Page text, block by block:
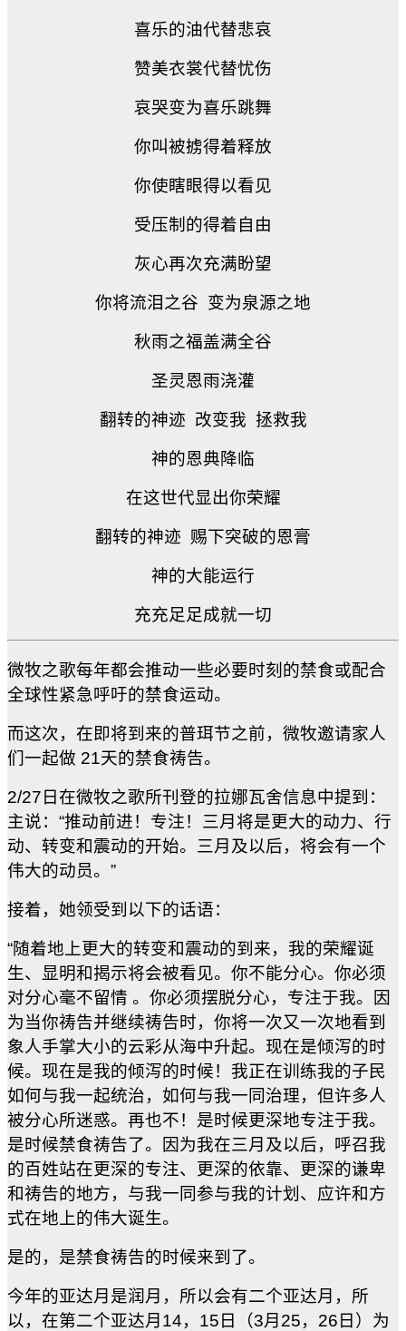
喜乐的油代替悲哀
赞美衣裳代替忧伤
哀哭变为喜乐跳舞
你叫被掳得着释放
你使瞎眼得以看见
受压制的得着自由
灰心再次充满盼望
你将流泪之谷 变为泉源之地
秋雨之福盖满全谷
圣灵恩雨浇灌
翻转的神迹 改变我 拯救我
神的恩典降临
在这世代显出你荣耀
翻转的神迹 赐下突破的恩膏
神的大能运行
充充足足成就一切
微牧之歌每年都会推动一些必要时刻的禁食或配合
全球性紧急呼吁的禁食运动。
而这次，在即将到来的普珥节之前，微牧邀请家人
们一起做 21天的禁食祷告。
2/27 日在微牧之歌所刊登的拉娜瓦舍信息中提到：
主说： “推动前进！专注！三月将是更大的动力、行
动、转变和震动的开始。三月及以后，将会有一个
伟大的动员。 ”
接着，她领受到以下的话语：
“随着地上更大的转变和震动的到来，我的荣耀诞
生、显明和揭示将会被看见。 你不能分心。你必须
对分心毫不留情 。你必须摆脱分心，专注于我。因
为当你祷告并继续祷告时，你将一次又一次地看到
象人手掌大小的云彩从海中升起。 现在是倾泻的时
候。现在是我的倾泻的时候！我正在训练我的子民
如何与我一起统治，如何与我一同治理，但许多人
被分心所迷惑。再也不！是时候更深地专注于我。
是时候禁食祷告了。因为我在三月及以后，呼召我
的百姓站在更深的专注、更深的依靠、更深的谦卑
和祷告的地方，与我一同参与我的计划、应许和方
式在地上的伟大诞生。
是的，是禁食祷告的时候来到了。
今年的亚达月是润月，所以会有二个亚达月，所
以，在第二个亚达月14，15日（3月25，26日）为